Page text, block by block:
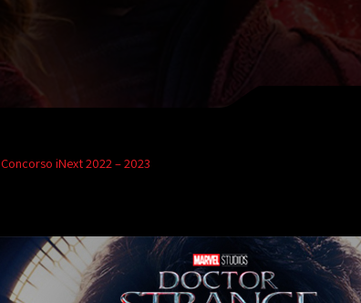
Concorso iNext 2022 – 2023